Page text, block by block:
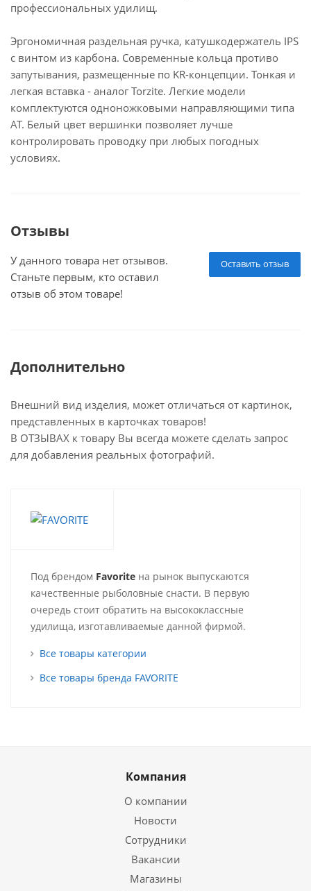
профессиональных удилищ.
Эргономичная раздельная ручка, катушкодержатель IPS
с винтом из карбона. Современные кольца противо
запутывания, размещенные по KR-концепции. Тонкая и
легкая вставка - аналог Torzite. Легкие модели
комплектуются одноножковыми направляющими типа
АТ. Белый цвет вершинки позволяет лучше
контролировать проводку при любых погодных
условиях.
Отзывы
Оставить отзыв
У данного товара нет отзывов.
Станьте первым, кто оставил
отзыв об этом товаре!
Дополнительно
Внешний вид изделия, может отличаться от картинок,
представленных в карточках товаров!
В ОТЗЫВАХ к товару Вы всегда можете сделать запрос
для добавления реальных фотографий.
Под брендом Favorite на рынок выпускаются
качественные рыболовные снасти. В первую
очередь стоит обратить на высококлассные
удилища, изготавливаемые данной фирмой.
Все товары категории
Все товары бренда FAVORITE
Компания
О компании
Новости
Сотрудники
Вакансии
Магазины